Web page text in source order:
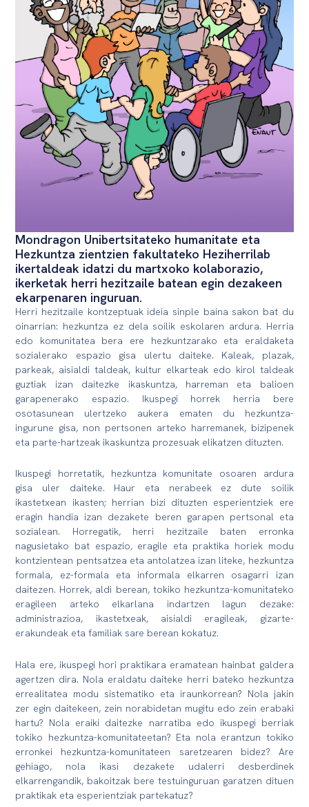
Mondragon Unibertsitateko humanitate eta
Hezkuntza zientzien fakultateko Heziherrilab
ikertaldeak idatzi du martxoko kolaborazio,
ikerketak herri hezitzaile batean egin dezakeen
ekarpenaren inguruan.
Herri hezitzaile kontzeptuak ideia sinple baina sakon bat du
oinarrian: hezkuntza ez dela soilik eskolaren ardura. Herria
edo komunitatea bera ere hezkuntzarako eta eraldaketa
sozialerako espazio gisa ulertu daiteke. Kaleak, plazak,
parkeak, aisialdi taldeak, kultur elkarteak edo kirol taldeak
guztiak izan daitezke ikaskuntza, harreman eta balioen
garapenerako espazio. Ikuspegi horrek herria bere
osotasunean ulertzeko aukera ematen du hezkuntza-
ingurune gisa, non pertsonen arteko harremanek, bizipenek
eta parte-hartzeak ikaskuntza prozesuak elikatzen dituzten.
Ikuspegi horretatik, hezkuntza komunitate osoaren ardura
gisa uler daiteke. Haur eta nerabeek ez dute soilik
ikastetxean ikasten; herrian bizi dituzten esperientziek ere
eragin handia izan dezakete beren garapen pertsonal eta
sozialean. Horregatik, herri hezitzaile baten erronka
nagusietako bat espazio, eragile eta praktika horiek modu
kontzientean pentsatzea eta antolatzea izan liteke, hezkuntza
formala, ez-formala eta informala elkarren osagarri izan
daitezen. Horrek, aldi berean, tokiko hezkuntza-komunitateko
eragileen arteko elkarlana indartzen lagun dezake:
administrazioa, ikastetxeak, aisialdi eragileak, gizarte-
erakundeak eta familiak sare berean kokatuz.
Hala ere, ikuspegi hori praktikara eramatean hainbat galdera
agertzen dira. Nola eraldatu daiteke herri bateko hezkuntza
errealitatea modu sistematiko eta iraunkorrean? Nola jakin
zer egin daitekeen, zein norabidetan mugitu edo zein erabaki
hartu? Nola eraiki daitezke narratiba edo ikuspegi berriak
tokiko hezkuntza-komunitateetan? Eta nola erantzun tokiko
erronkei hezkuntza-komunitateen saretzearen bidez? Are
gehiago, nola ikasi dezakete udalerri desberdinek
elkarrengandik, bakoitzak bere testuinguruan garatzen dituen
praktikak eta esperientziak partekatuz?